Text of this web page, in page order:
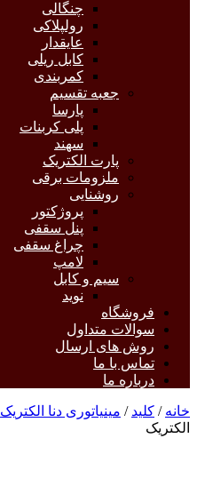
چنگالی
رولپلاکی
عایقدار
کابل ریلی
کمربندی
جعبه تقسیم
پارسا
پلی کربنات
سهند
پارت الکتریک
ملزومات برقی
روشنایی
پروژکتور
پنل سقفی
چراغ سقفی
لامپ
سیم و کابل
نوید
فروشگاه
سوالات متداول
روش های ارسال
تماس با ما
درباره ما
خانه / کلید / مینیاتوری دنا الکتریک
الکتریک